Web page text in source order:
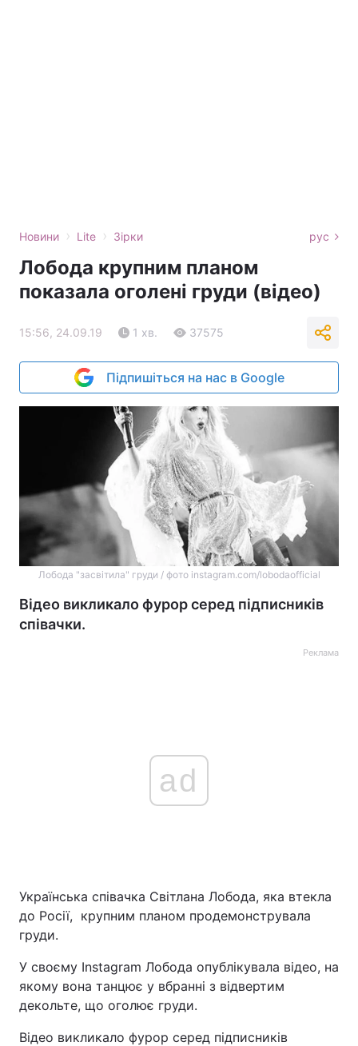
Новини › Lite › Зірки рус
Лобода крупним планом
показала оголені груди (відео)
15:56, 24.09.19 1 хв. 37575
Підпишіться на нас в Google
Лобода "засвітила" груди / фото instagram.com/lobodaofficial
Відео викликало фурор серед підписників
співачки.
Реклама
ad
Українська співачка Світлана Лобода, яка втекла
до Росії, крупним планом продемонструвала
груди.
У своєму Instagram Лобода опублікувала відео, на
якому вона танцює у вбранні з відвертим
декольте, що оголює груди.
Відео викликало фурор серед підписників